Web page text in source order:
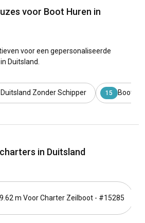
voor Boot Huren in
voor een gepersonaliseerde
Duitsland.
Zonder Schipper 15 Boot
in Duitsland
m Voor Charter Zeilboot - #15285